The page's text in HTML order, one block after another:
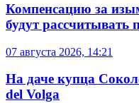
Компенсацию за
будут
07 августа 2026, 14:21
На даче купца
del Volga